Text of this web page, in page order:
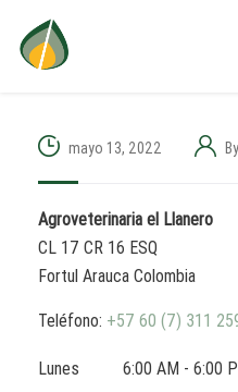
mayo 13, 2022 By
Agroveterinaria el Llanero
CL 17 CR 16 ESQ
Fortul Arauca Colombia
Teléfono: +57 60 (7) 311
Lunes
6:00 AM - 6:00